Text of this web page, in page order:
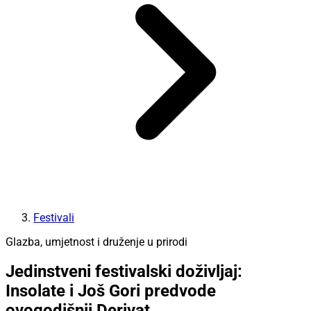
Festivali
Glazba, umjetnost i druženje u prirodi
Jedinstveni festivalski doživljaj:
Insolate i Još Gori predvode